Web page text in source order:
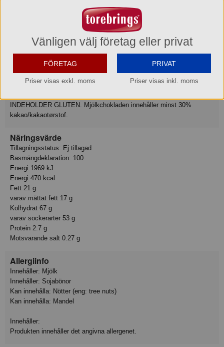
helMJÖLKSpulver/sødMÆLKSpulver/helMELKpulver, kakaosmör,
vasslepulver (av MJÖLK)/vallepulver (fra MÆLK)/mysepulver (fra
MELK), kakaomassa, skumMJÖLKSpulver/skummetMÆLKSpulver,
MJÖLKfett/MÆLKEfedt/MELKEfett, salt, emulgeringsmedel
(SOJAlecitin), aromer. KAN INNEHÅLLA NÖTTER, MANDLAR OCH
SPANNMÅL SOM INNEHÅLLER GLUTEN/KAN INDEHOLDE
INDEHOLDER GLUTEN. Mjölkchokladen innehåller minst 30%
kakao/kakaotørstof.
Näringsvärde
Tillagningsstatus: Ej tillagad
Basmängdeklaration: 100
Energi 1969 kJ
Energi 470 kcal
Fett 21 g
varav mättat fett 17 g
Kolhydrat 67 g
varav sockerarter 53 g
Protein 2.7 g
Motsvarande salt 0.27 g
Allergiinfo
Innehåller: Mjölk
Innehåller: Sojabönor
Kan innehålla: Nötter (eng: tree nuts)
Kan innehålla: Mandel
Innehåller:
Produkten innehåller det angivna allergenet.
Vänligen välj företag eller privat
FÖRETAG
Priser visas exkl. moms
PRIVAT
Priser visas inkl. moms